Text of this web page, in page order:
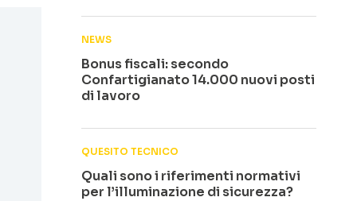
NEWS
Bonus fiscali: secondo
Confartigianato 14.000 nuovi posti
di lavoro
QUESITO TECNICO
Quali sono i riferimenti normativi
per l’illuminazione di sicurezza?